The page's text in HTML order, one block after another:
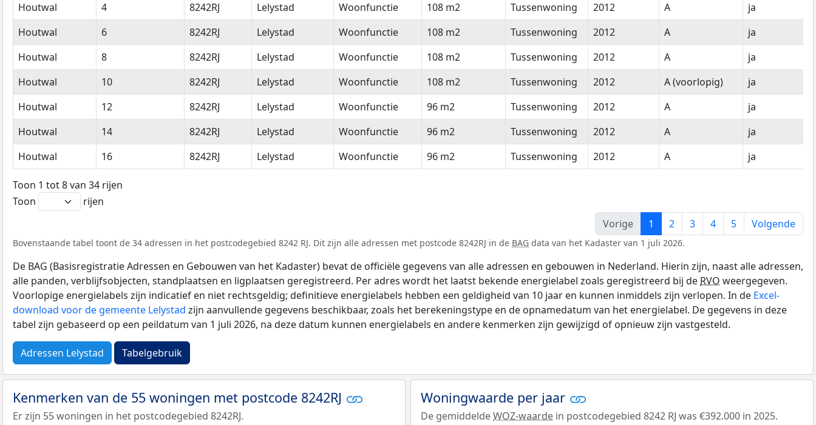
Houtwal
4 8242RJ Lelystad Woonfunctie 108 m2 Tussenwoning 2012 A
ja
Houtwal
6 8242RJ Lelystad Woonfunctie 108 m2 Tussenwoning 2012 A
ja
Houtwal
8 8242RJ Lelystad Woonfunctie 108 m2 Tussenwoning 2012 A
ja
Houtwal
10 8242RJ Lelystad Woonfunctie 108 m2 Tussenwoning 2012 A (voorlopig)
ja
Houtwal
12 8242RJ Lelystad Woonfunctie 96 m2 Tussenwoning 2012 A
ja
Houtwal
14 8242RJ Lelystad Woonfunctie 96 m2 Tussenwoning 2012 A
ja
Houtwal
16 8242RJ Lelystad Woonfunctie 96 m2 Tussenwoning 2012 A ja
Toon 1 tot 8 van 34 rijen
Toon
rijen
Vorige
1 2 3 4 5 Volgende
Bovenstaande tabel toont de 34 adressen in het postcodegebied 8242 RJ. Dit zijn alle adressen met postcode 8242RJ in de BAG data van het Kadaster van 1 juli 2026.
De BAG (Basisregistratie Adressen en Gebouwen van het Kadaster) bevat de officiële gegevens van alle adressen en gebouwen in Nederland. Hierin zijn, naast alle adressen,
alle panden, verblijfsobjecten, standplaatsen en ligplaatsen geregistreerd. Per adres wordt het laatst bekende energielabel zoals geregistreerd bij de RVO weergegeven.
Voorlopige energielabels zijn indicatief en niet rechtsgeldig; definitieve energielabels hebben een geldigheid van 10 jaar en kunnen inmiddels zijn verlopen. In de Excel-
download voor de gemeente Lelystad zijn aanvullende gegevens beschikbaar, zoals het berekeningstype en de opnamedatum van het energielabel. De gegevens in deze
tabel zijn gebaseerd op een peildatum van 1 juli 2026, na deze datum kunnen energielabels en andere kenmerken zijn gewijzigd of opnieuw zijn vastgesteld.
Adressen Lelystad Tabelgebruik
Kenmerken van de 55 woningen met postcode 8242RJ
Er zijn 55 woningen in het postcodegebied 8242RJ.
Woningwaarde per jaar
De gemiddeldeWOZ-waarde in postcodegebied 8242 RJ was €392.000 in 2025.